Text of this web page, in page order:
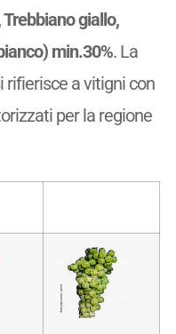
giallo,
min.30%. La
a vitigni con
per la regione